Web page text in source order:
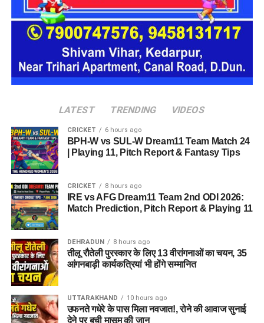
उन्होंने आगे लिखा कि वे देश के युवाओं की भावनाओं, आकांक्षाओं और उनकी
उचित अपेक्षाओं का सम्मान करते हैं। उनके अनुसार, भारत के युवाओं के
नैतिक जिम्मेदारी है।
कॉकरोच जनता पार्टी ने इसे बताया
लोकतंत्र की जीत
धर्मेंद्र प्रधान ने अपने कार्यकाल के दौरान प्रधानमंत्री के नेतृत्व में देश की
सेवा करने का अवसर मिलने पर आभार भी व्यक्त किया। उन्होंने कहा कि
इस जिम्मेदारी को निभाना उनके लिए सम्मान की बात रही।
LATEST TRENDING VIDEOS
CRICKET 6 hours ago
BPH-W vs SUL-W Dream11 Team Match 24
| Playing 11, Pitch Report & Fantasy Tips
CRICKET 8 hours ago
IRE vs AFG Dream11 Team 2nd ODI 2026:
Match Prediction, Pitch Report & Playing 11
DEHRADUN 8 hours ago
तीलू रौतेली पुरस्कार के लिए 13 वीरांगनाओं का चयन, 35
आंगनबाड़ी कार्यकत्रियां भी होंगे सम्मानित
UTTARAKHAND 10 hours ago
उफनते गधेरे के पास मिला नवजात!, रोने की आवाज सुनाई
देने पर बची मासूम की जान